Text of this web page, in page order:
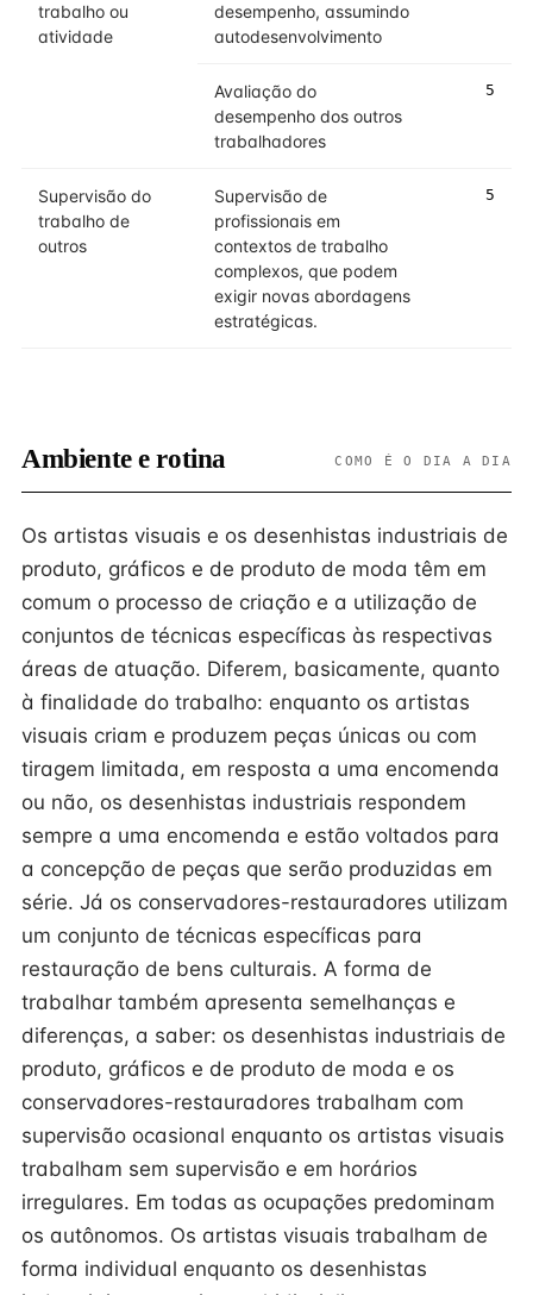
trabalho ou
atividade
desempenho, assumindo
autodesenvolvimento
Avaliação do
desempenho dos outros
trabalhadores
5
Supervisão do
trabalho de
outros
Supervisão de
profissionais em
contextos de trabalho
complexos, que podem
exigir novas abordagens
estratégicas.
5
Ambiente e rotina COMO É O DIA A DIA
Os artistas visuais e os desenhistas industriais de
produto, gráficos e de produto de moda têm em
comum o processo de criação e a utilização de
conjuntos de técnicas específicas às respectivas
áreas de atuação. Diferem, basicamente, quanto
à finalidade do trabalho: enquanto os artistas
visuais criam e produzem peças únicas ou com
tiragem limitada, em resposta a uma encomenda
ou não, os desenhistas industriais respondem
sempre a uma encomenda e estão voltados para
a concepção de peças que serão produzidas em
série. Já os conservadores-restauradores utilizam
um conjunto de técnicas específicas para
restauração de bens culturais. A forma de
trabalhar também apresenta semelhanças e
diferenças, a saber: os desenhistas industriais de
produto, gráficos e de produto de moda e os
conservadores-restauradores trabalham com
supervisão ocasional enquanto os artistas visuais
trabalham sem supervisão e em horários
irregulares. Em todas as ocupações predominam
os autônomos. Os artistas visuais trabalham de
forma individual enquanto os desenhistas